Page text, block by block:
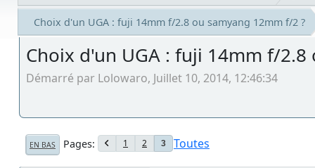
Choix d'un UGA : fuji 14mm f/2.8 ou samyang 12mm f/2 ?
Choix d'un UGA : fuji 14mm f/
Démarré par Lolowaro, Juillet 10, 2014, 12:46:34
EN BAS Pages 1 2 3 Toutes